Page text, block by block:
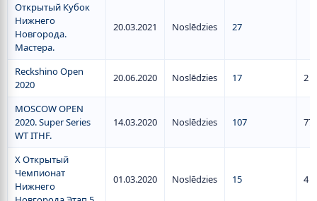
Открытый Кубок
Нижнего
Новгорода.
Мастера.
20.03.2021 Noslēdzies 27
Reckshino Open
2020
20.06.2020 Noslēdzies 17 2
MOSCOW OPEN
2020. Super Series
WT ITHF.
14.03.2020 Noslēdzies 107 77
X Открытый
Чемпионат
Нижнего
01.03.2020 Noslēdzies 15 4